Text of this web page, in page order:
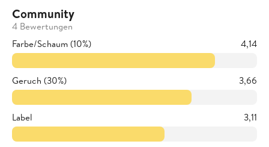
Community
4 Bewertungen
Farbe/Schaum (10%)
4,14
Geruch (30%) 3,66
Label 3,11